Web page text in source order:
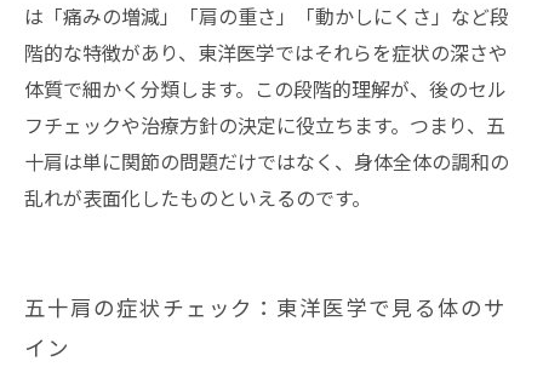
は「痛みの増減」「肩の重さ」「動かしにくさ」など段
階的な特徴があり、東洋医学ではそれらを症状の深さや
体質で細かく分類します。この段階的理解が、後のセル
フチェックや治療方針の決定に役立ちます。つまり、五
十肩は単に関節の問題だけではなく、身体全体の調和の
乱れが表面化したものといえるのです。
五十肩の症状チェック：東洋医学で見る体のサ
イン